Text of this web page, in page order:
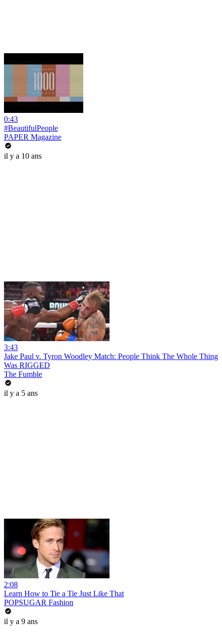
0:43
#BeautifulPeople
PAPER Magazine
il y a 10 ans
3:43
Jake Paul v. Tyron Woodley Match: People Think The Whole Thing
Was RIGGED
The Fumble
il y a 5 ans
2:08
Learn How to Tie a Tie Just Like That
POPSUGAR Fashion
il y a 9 ans